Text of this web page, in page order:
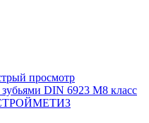
просмотр
DIN 6923 М8 класс
СТРОЙМЕТИЗ